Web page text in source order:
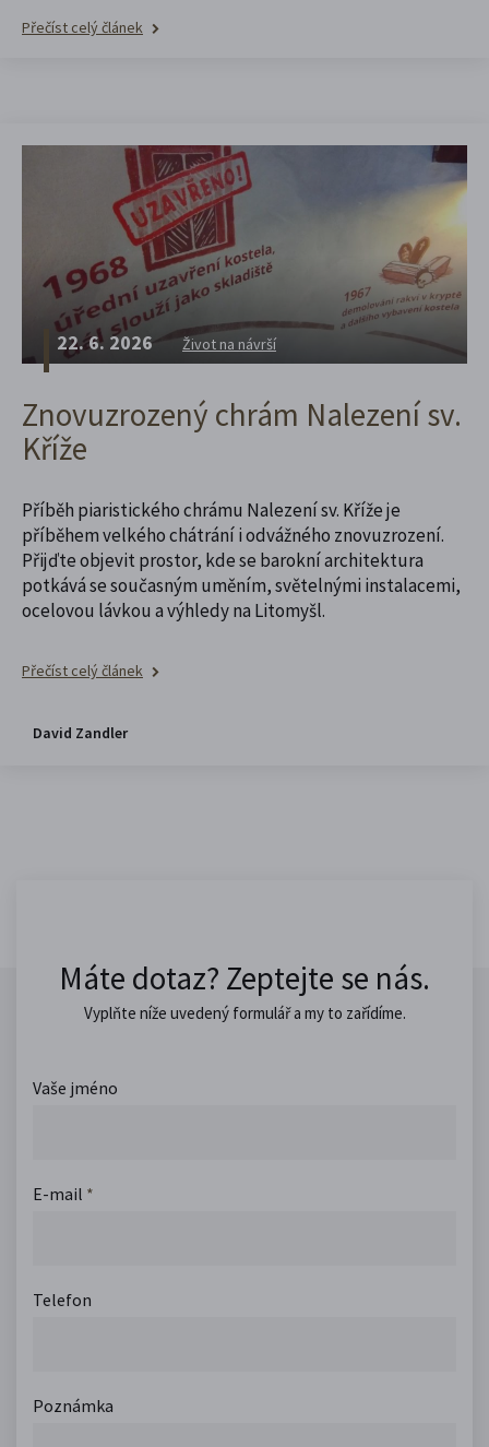
Přečíst celý článek
22. 6. 2026 Život na návrší
Znovuzrozený chrám Nalezení sv.
Kříže
Příběh piaristického chrámu Nalezení sv. Kříže je
příběhem velkého chátrání i odvážného znovuzrození.
Přijďte objevit prostor, kde se barokní architektura
potkává se současným uměním, světelnými instalacemi,
ocelovou lávkou a výhledy na Litomyšl.
Přečíst celý článek
David Zandler
Máte dotaz? Zeptejte se nás.
Vyplňte níže uvedený formulář a my to zařídíme.
Vaše jméno
E-mail *
Telefon
Poznámka